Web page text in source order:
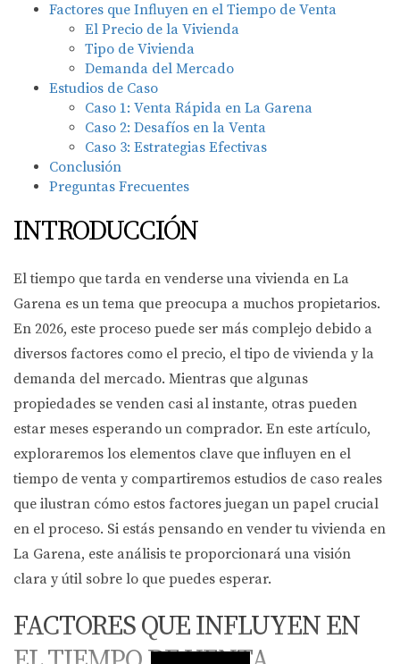
Factores que Influyen en el Tiempo de Venta
El Precio de la Vivienda
Tipo de Vivienda
Demanda del Mercado
Estudios de Caso
Caso 1: Venta Rápida en La Garena
Caso 2: Desafíos en la Venta
Caso 3: Estrategias Efectivas
Conclusión
Preguntas Frecuentes
INTRODUCCIÓN
El tiempo que tarda en venderse una vivienda en La
Garena es un tema que preocupa a muchos propietarios.
En 2026, este proceso puede ser más complejo debido a
diversos factores como el precio, el tipo de vivienda y la
demanda del mercado. Mientras que algunas
propiedades se venden casi al instante, otras pueden
estar meses esperando un comprador. En este artículo,
exploraremos los elementos clave que influyen en el
tiempo de venta y compartiremos estudios de caso reales
que ilustran cómo estos factores juegan un papel crucial
en el proceso. Si estás pensando en vender tu vivienda en
La Garena, este análisis te proporcionará una visión
clara y útil sobre lo que puedes esperar.
FACTORES QUE INFLUYEN EN